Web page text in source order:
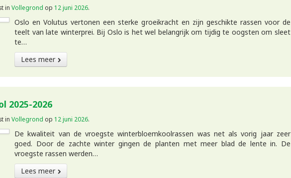
in Vollegrond op 12 juni 2026.
Oslo en Volutus vertonen een sterke groeikracht en zijn geschikte rassen voor de
teelt van late winterprei. Bij Oslo is het wel belangrijk om tijdig te oogsten om sleet
te…
Lees meer
2025-2026
in Vollegrond op 12 juni 2026.
De kwaliteit van de vroegste winterbloemkoolrassen was net als vorig jaar zeer
goed. Door de zachte winter gingen de planten met meer blad de lente in. De
vroegste rassen werden…
Lees meer